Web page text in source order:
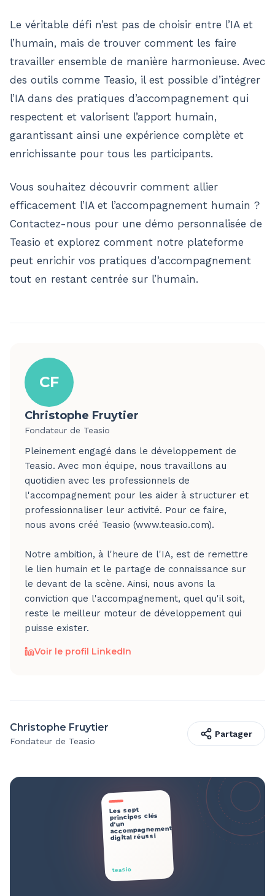
Le véritable défi n’est pas de choisir entre l’IA et
l’humain, mais de trouver comment les faire
travailler ensemble de manière harmonieuse. Avec
des outils comme Teasio, il est possible d’intégrer
l’IA dans des pratiques d’accompagnement qui
respectent et valorisent l’apport humain,
garantissant ainsi une expérience complète et
enrichissante pour tous les participants.
Vous souhaitez découvrir comment allier
efficacement l’IA et l’accompagnement humain ?
Contactez-nous pour une démo personnalisée de
Teasio et explorez comment notre plateforme
peut enrichir vos pratiques d’accompagnement
tout en restant centrée sur l’humain​.
CF
Christophe Fruytier
Fondateur de Teasio
Pleinement engagé dans le développement de
Teasio. Avec mon équipe, nous travaillons au
quotidien avec les professionnels de
l'accompagnement pour les aider à structurer et
professionnaliser leur activité. Pour ce faire,
nous avons créé Teasio (www.teasio.com).
Notre ambition, à l'heure de l'IA, est de remettre
le lien humain et le partage de connaissance sur
le devant de la scène. Ainsi, nous avons la
conviction que l'accompagnement, quel qu'il soit,
reste le meilleur moteur de développement qui
puisse exister.
Voir le profil LinkedIn
Christophe Fruytier
Fondateur de Teasio
Partager
Les sept
principes clés
d'un
accompagnement
digital réussi
teasio